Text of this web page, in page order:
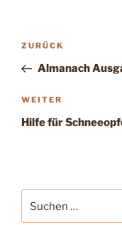
Vorheriger
Beitrag
ZURÜCK
Almanach
Nächster
Beitrag
WEITER
Hilfe für
nach: